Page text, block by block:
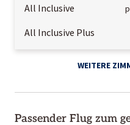
All Inclusive
All Inclusive Plus
WEITERE
Passender Flug zum